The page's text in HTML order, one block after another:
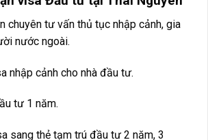
chuyên tư vấn thủ tục nhập cảnh, gia
nước ngoài.
nhập cảnh cho nhà đầu tư.
tư 1 năm.
sang thẻ tạm trú đầu tư 2 năm, 3